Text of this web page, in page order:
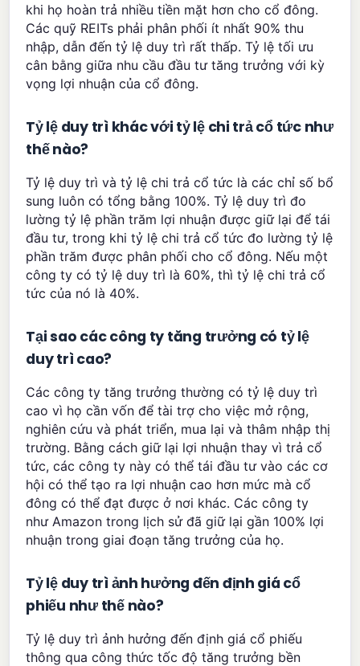
khi họ hoàn trả nhiều tiền mặt hơn cho cổ đông.
Các quỹ REITs phải phân phối ít nhất 90% thu
nhập, dẫn đến tỷ lệ duy trì rất thấp. Tỷ lệ tối ưu
cân bằng giữa nhu cầu đầu tư tăng trưởng với kỳ
vọng lợi nhuận của cổ đông.
Tỷ lệ duy trì khác với tỷ lệ chi trả cổ tức như
thế nào?
Tỷ lệ duy trì và tỷ lệ chi trả cổ tức là các chỉ số bổ
sung luôn có tổng bằng 100%. Tỷ lệ duy trì đo
lường tỷ lệ phần trăm lợi nhuận được giữ lại để tái
đầu tư, trong khi tỷ lệ chi trả cổ tức đo lường tỷ lệ
phần trăm được phân phối cho cổ đông. Nếu một
công ty có tỷ lệ duy trì là 60%, thì tỷ lệ chi trả cổ
tức của nó là 40%.
Tại sao các công ty tăng trưởng có tỷ lệ
duy trì cao?
Các công ty tăng trưởng thường có tỷ lệ duy trì
cao vì họ cần vốn để tài trợ cho việc mở rộng,
nghiên cứu và phát triển, mua lại và thâm nhập thị
trường. Bằng cách giữ lại lợi nhuận thay vì trả cổ
tức, các công ty này có thể tái đầu tư vào các cơ
hội có thể tạo ra lợi nhuận cao hơn mức mà cổ
đông có thể đạt được ở nơi khác. Các công ty
như Amazon trong lịch sử đã giữ lại gần 100% lợi
nhuận trong giai đoạn tăng trưởng của họ.
Tỷ lệ duy trì ảnh hưởng đến định giá cổ
phiếu như thế nào?
Tỷ lệ duy trì ảnh hưởng đến định giá cổ phiếu
thông qua công thức tốc độ tăng trưởng bền